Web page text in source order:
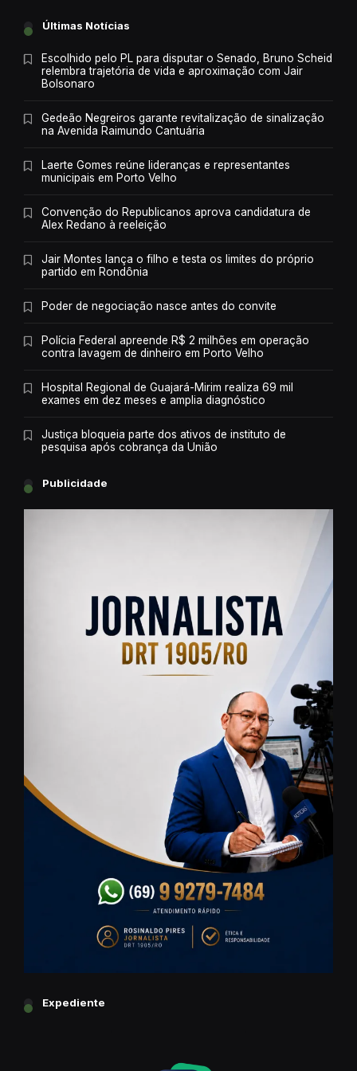
Últimas Notícias
Escolhido pelo PL para disputar o Senado, Bruno Scheid
relembra trajetória de vida e aproximação com Jair
Bolsonaro
Gedeão Negreiros garante revitalização de sinalização
na Avenida Raimundo Cantuária
Laerte Gomes reúne lideranças e representantes
municipais em Porto Velho
Convenção do Republicanos aprova candidatura de
Alex Redano à reeleição
Jair Montes lança o filho e testa os limites do próprio
partido em Rondônia
Poder de negociação nasce antes do convite
Polícia Federal apreende R$ 2 milhões em operação
contra lavagem de dinheiro em Porto Velho
Hospital Regional de Guajará-Mirim realiza 69 mil
exames em dez meses e amplia diagnóstico
Justiça bloqueia parte dos ativos de instituto de
pesquisa após cobrança da União
Publicidade
Expediente